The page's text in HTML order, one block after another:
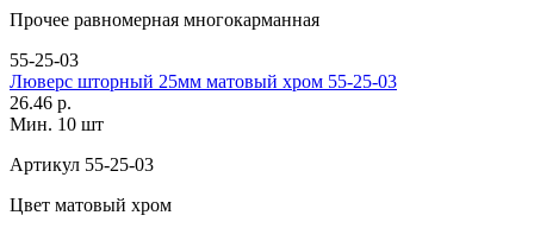
Прочее равномерная многокарманная
55-25-03
Люверс шторный 25мм матовый хром 55-25-03
26.46 р.
Мин. 10 шт
Артикул 55-25-03
Цвет матовый хром